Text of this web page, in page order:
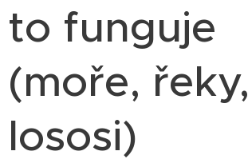
to funguje
(moře, řeky,
lososi)